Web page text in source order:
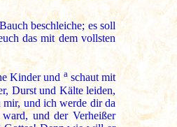
beschleiche; es soll
das mit dem vollsten
Kinder undaschaut mit
Durst und Kälte leiden,
mir, und ich werde dir da
und der Verheißer